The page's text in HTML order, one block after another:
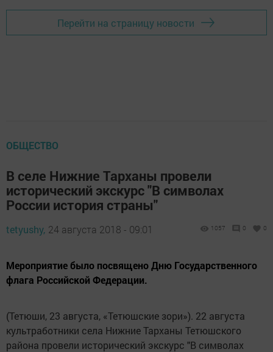
Перейти на страницу новости
ОБЩЕСТВО
В селе Нижние Тарханы провели
исторический экскурс "В символах
России история страны"
tetyushy, 24 августа 2018 - 09:01 1057 0 0
Мероприятие было посвящено Дню Государственного
флага Российской Федерации.
(Тетюши, 23 августа, «Тетюшские зори»). 22 августа
культработники села Нижние Тарханы Тетюшского
района провели исторический экскурс "В символах